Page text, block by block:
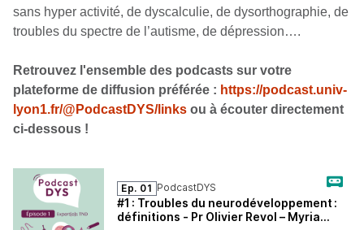
sans hyper activité, de dyscalculie, de dysorthographie, de
troubles du spectre de l’autisme, de dépression….
Retrouvez l'ensemble des podcasts sur votre
plateforme de diffusion préférée : https://podcast.univ-
lyon1.fr/@PodcastDYS/links ou à écouter directement
ci-dessous !